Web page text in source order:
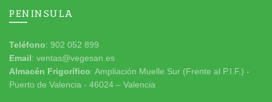
PENINSULA
Teléfono: 902 052 899
Email: ventas@vegesan.es
Almacén Frigorífico: Ampliación Muelle Sur (Frente al P.I.F.) -
Puerto de Valencia - 46024 – Valencia